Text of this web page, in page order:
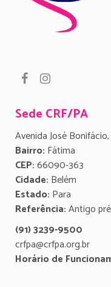
Sede CRF/PA
Avenida José
Bairro: Fátima
CEP:66090-363
Cidade: Belém
Estado: Para
Referência:Antigo
(91) 3239-9500
crfpa@crfpa.org.br
Horário de